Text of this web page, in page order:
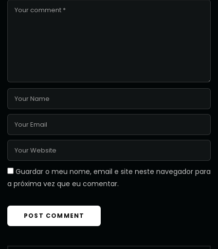
Guardar o meu nome, email e site neste navegador para
a próxima vez que eu comentar.